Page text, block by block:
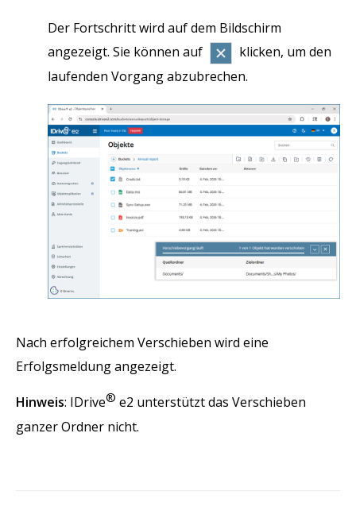
Der Fortschritt wird auf dem Bildschirm
angezeigt. Sie können auf
klicken, um den
laufenden Vorgang abzubrechen.
Nach erfolgreichem Verschieben wird eine
Erfolgsmeldung angezeigt.
Hinweis: IDrive® e2 unterstützt das Verschieben
ganzer Ordner nicht.